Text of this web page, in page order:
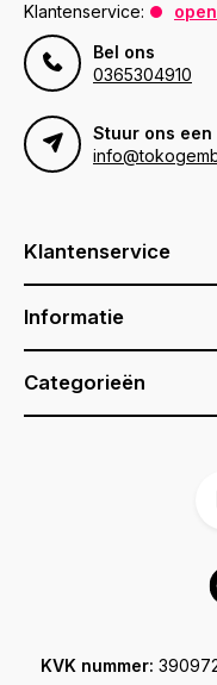
Klantenservice:
Bel ons
0365304910
Stuur ons een
Klantenservice
Informatie
Categorieën
KVK nummer: